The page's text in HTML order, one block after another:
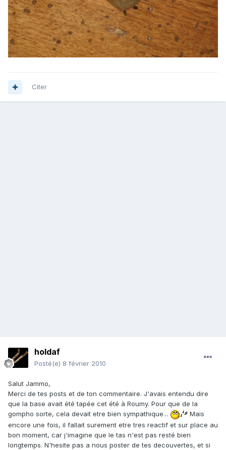
Citer
holdaf
Posté(e) 8 février 2010
Salut Jammo,
Merci de tes posts et de ton commentaire. J'avais entendu dire
que la base avait été tapée cet été à Roumy. Pour que de la
gompho sorte, cela devait etre bien sympathique...
Mais
encore une fois, il fallait surement etre tres reactif et sur place au
bon moment, car j'imagine que le tas n'est pas resté bien
longtemps. N'hesite pas a nous poster de tes decouvertes, et si